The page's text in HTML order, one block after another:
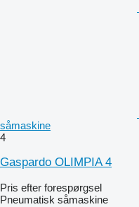
såmaskine
4
Gaspardo OLIMPIA 4
Pris efter forespørgsel
Pneumatisk såmaskine